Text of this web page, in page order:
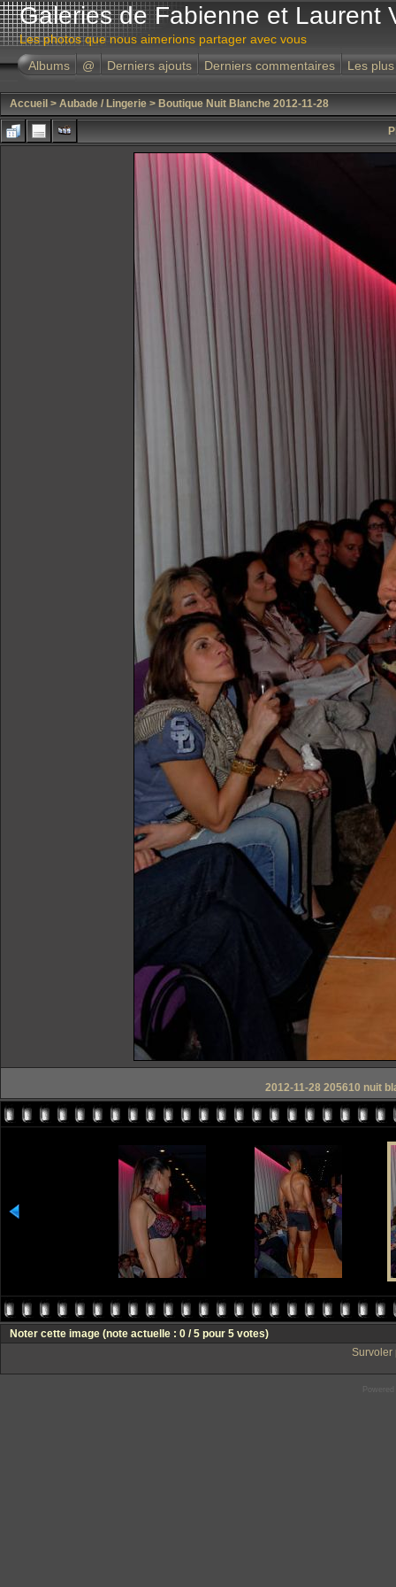
Galeries de Fabienne et Laurent
Les photos que nous aimerions partager avec vous
Albums
@ Derniers ajouts Derniers commentaires Les
Accueil > Aubade / Lingerie > Boutique Nuit Blanche 2012-11-28
2012-11-28 205610 nuit
Noter cette image (note actuelle : 0 / 5 pour 5 votes)
Survoler